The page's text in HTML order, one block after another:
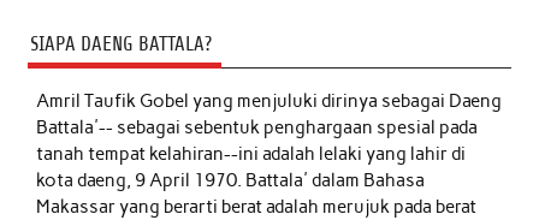
SIAPA DAENG BATTALA?
Amril Taufik Gobelyang menjuluki dirinya sebagai Daeng
Battala'-- sebagai sebentuk penghargaan spesial pada
tanah tempat kelahiran--ini adalah lelaki yang lahir di
kota daeng, 9 April 1970. Battala' dalam Bahasa
Makassar yang berarti berat adalah merujuk pada berat